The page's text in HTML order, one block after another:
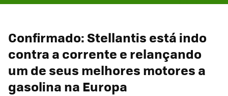
Confirmado: Stellantis está indo
contra a corrente e relançando
um de seus melhores motores a
gasolina na Europa